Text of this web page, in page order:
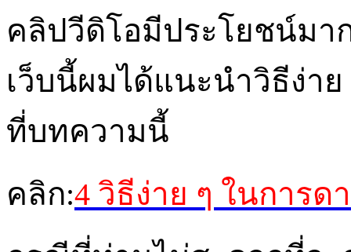
คลิปวีดิโอมีประโยชน์มา
เว็บนี้ผมได้แนะนำวิธีง่า
ที่บทความนี้
คลิก:4 วิธีง่าย ๆ ในการด